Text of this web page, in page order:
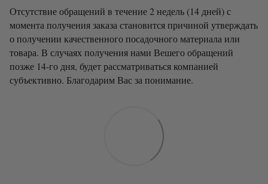
Отсутствие обращений в течение 2 недель (14 дней) с
момента получения заказа становится причиной утверждать
о получении качественного посадочного материала или
товара. В случаях получения нами Вешего обращений
позже 14-го дня, будет рассматриваться компанией
субъективно. Благодарим Вас за понимание.